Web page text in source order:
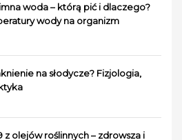
woda – którą pić i dlaczego?
wody na organizm
na słodycze? Fizjologia,
z olejów roślinnych – zdrowsza i